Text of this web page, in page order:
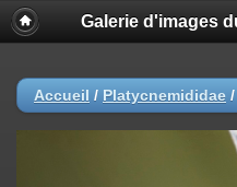
Galerie d'images
Accueil / Platycnemididae /